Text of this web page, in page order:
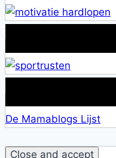
De Mamablogs Lijst